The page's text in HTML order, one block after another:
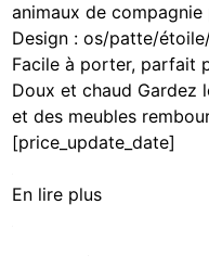
animaux de compagnie
Design : os/patte/
Facile à porter, parfait
Doux et chaud Gardez
et des meubles
[price_update_date]
En lire plus